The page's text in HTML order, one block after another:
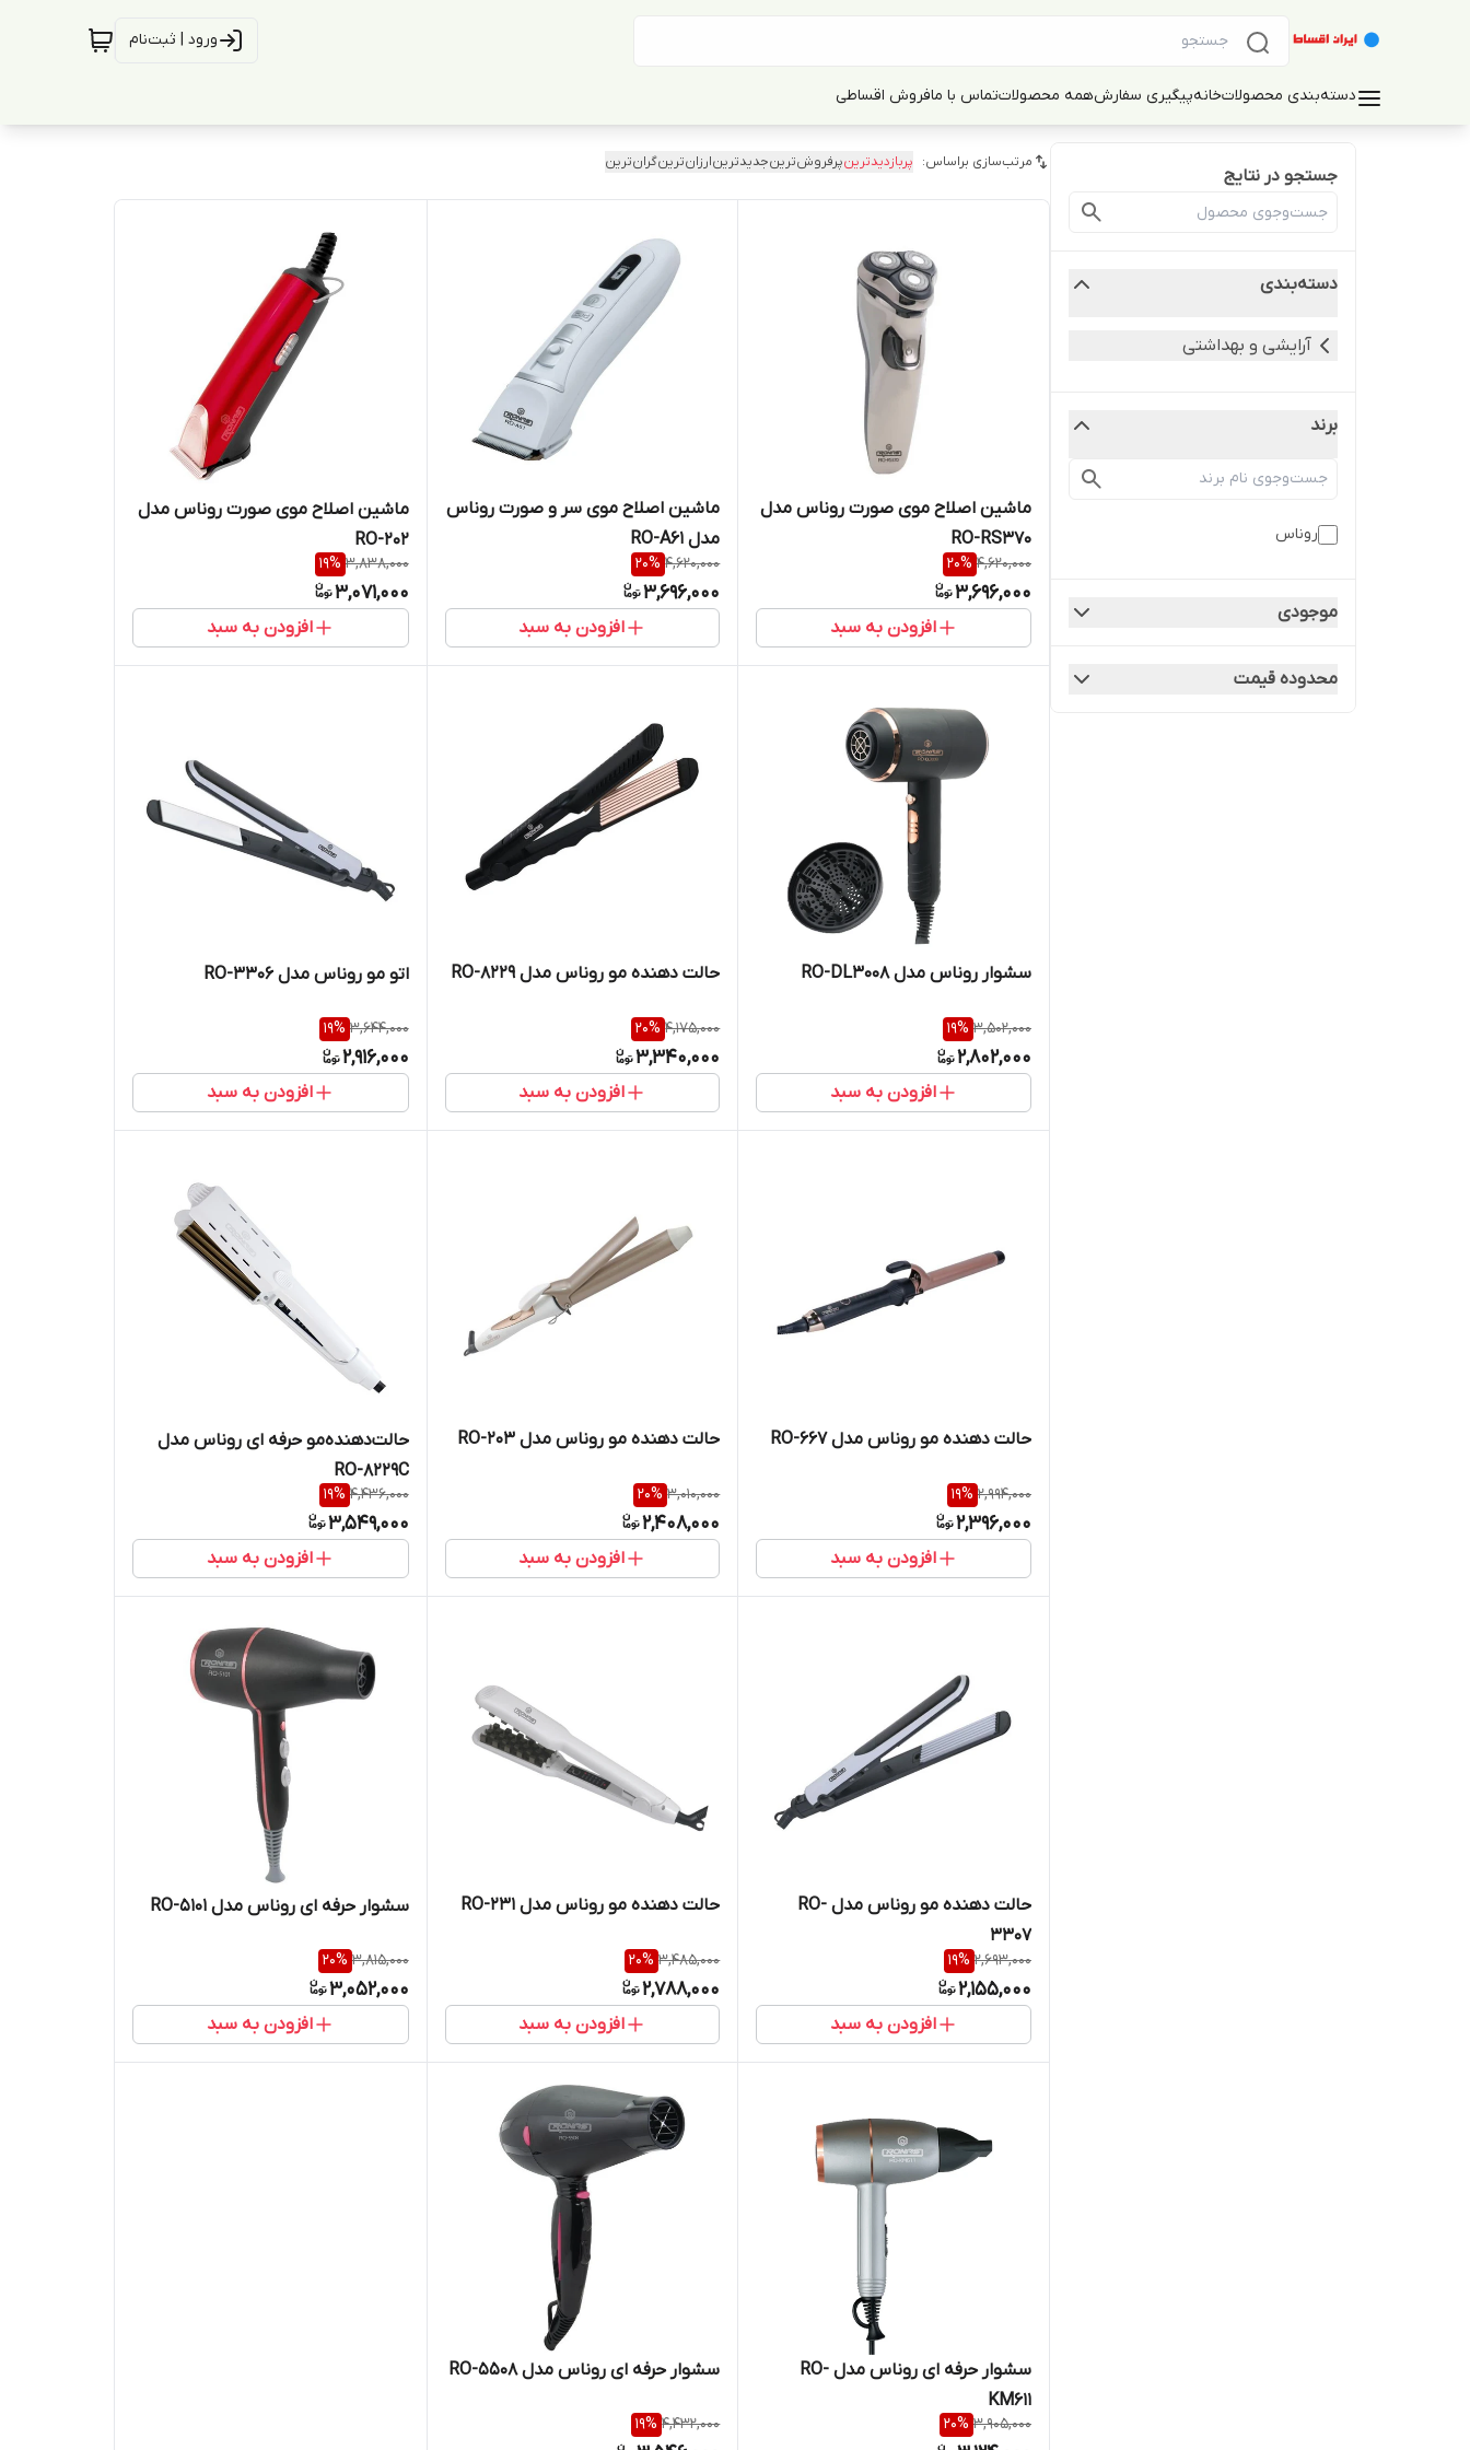
ورود | ثبت‌نام
دسته‌بندی محصولاتخانهپیگیری سفارشهمه محصولاتتماس با مافروش اقساطی
جستجو در نتایج
دسته‌بندی
آرایشی و بهداشتی
برند
روناس
موجودی
محدوده قیمت
مرتب‌سازی براساس: پربازدیدترینپرفروش‌ترینجدیدترینارزان‌ترینگران‌ترین
ماشین اصلاح موی صورت روناس مدل
RO-RS370
4,620,000
20%
3,696,000
افزودن به سبد
ماشین اصلاح موی سر و صورت روناس
مدل RO-A61
4,620,000
20%
3,696,000
افزودن به سبد
ماشین اصلاح موی صورت روناس مدل
RO-202
3,838,000
19%
3,071,000
افزودن به سبد
سشوار روناس مدل RO-DL3008
3,502,000
19%
2,802,000
افزودن به سبد
حالت دهنده مو روناس مدل RO-8229
4,175,000
20%
3,340,000
افزودن به سبد
اتو مو روناس مدل RO-3306
3,644,000
19%
2,916,000
افزودن به سبد
حالت دهنده مو روناس مدل RO-667
2,994,000
19%
2,396,000
افزودن به سبد
حالت دهنده مو روناس مدل RO-203
3,010,000
20%
2,408,000
افزودن به سبد
حالت‌دهنده‌مو حرفه ای روناس مدل
RO-8229C
4,436,000
19%
3,549,000
افزودن به سبد
حالت دهنده مو روناس مدل RO-
3307
2,693,000
19%
2,155,000
افزودن به سبد
حالت دهنده مو روناس مدل RO-231
3,485,000
20%
2,788,000
افزودن به سبد
سشوار حرفه ای روناس مدل RO-5101
3,815,000
20%
3,052,000
افزودن به سبد
سشوار حرفه ای روناس مدل RO-
KM611
3,905,000
20%
سشوار حرفه ای روناس مدل RO-5508
4,432,000
19%